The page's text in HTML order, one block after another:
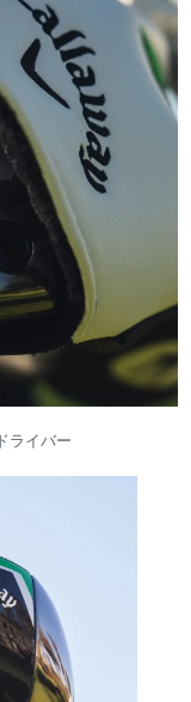
ライバー